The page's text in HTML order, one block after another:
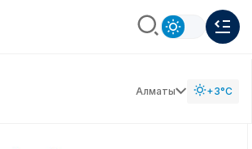
Алматы +3°C